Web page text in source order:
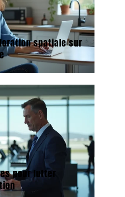
spatiale sur
pour lutter